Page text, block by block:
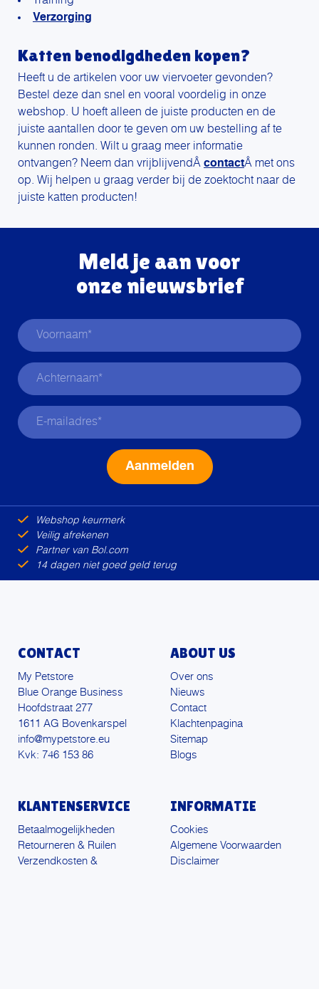
Verzorging
Katten benodigdheden kopen?
Heeft u de artikelen voor uw viervoeter gevonden?
Bestel deze dan snel en vooral voordelig in onze
webshop. U hoeft alleen de juiste producten en de
juiste aantallen door te geven om uw bestelling af te
kunnen ronden. Wilt u graag meer informatie
ontvangen? Neem dan vrijblijvendÂ contactÂ met ons
op. Wij helpen u graag verder bij de zoektocht naar de
juiste katten producten!
Meld je aan voor
onze nieuwsbrief
Webshop keurmerk
Veilig afrekenen
Partner van Bol.com
14 dagen niet goed geld terug
CONTACT
My Petstore
Blue Orange Business
Hoofdstraat 277
1611 AG Bovenkarspel
info@mypetstore.eu
Kvk: 746 153 86
ABOUT US
Over ons
Nieuws
Contact
Klachtenpagina
Sitemap
Blogs
KLANTENSERVICE
Betaalmogelijkheden
Retourneren & Ruilen
Verzendkosten &
INFORMATIE
Cookies
Algemene Voorwaarden
Disclaimer